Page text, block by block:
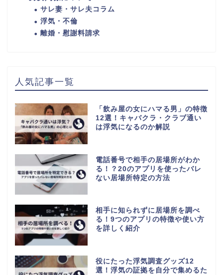
サレ妻・サレ夫コラム
浮気・不倫
離婚・慰謝料請求
人気記事一覧
「飲み屋の女にハマる男」の特徴
12選！キャバクラ・クラブ通い
は浮気になるのか解説
電話番号で相手の居場所がわか
る！？20のアプリを使ったバレ
ない居場所特定の方法
相手に知られずに居場所を調べ
る！9つのアプリの特徴や使い方
を詳しく紹介
役にたった浮気調査グッズ12
選！浮気の証拠を自分で集めるた